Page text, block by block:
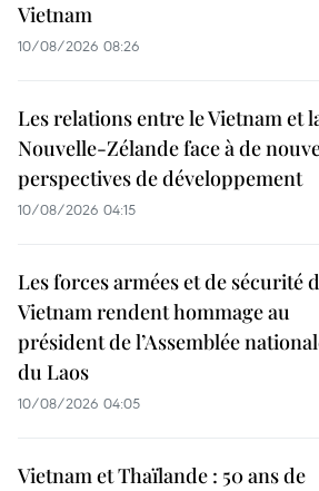
Vietnam
10/08/2026 08:26
Les relations entre le Vietnam et
Nouvelle-Zélande face à de
perspectives de développement
10/08/2026 04:15
Les forces armées et de sécurité
Vietnam rendent hommage au
président de l’Assemblée
du Laos
10/08/2026 04:05
Vietnam et Thaïlande : 50 ans de